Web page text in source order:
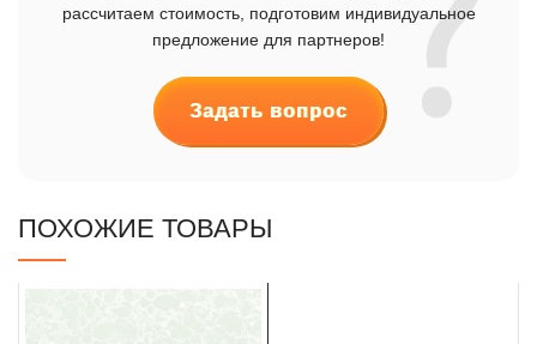
рассчитаем стоимость, подготовим индивидуальное
предложение для партнеров!
Задать вопрос
ПОХОЖИЕ ТОВАРЫ